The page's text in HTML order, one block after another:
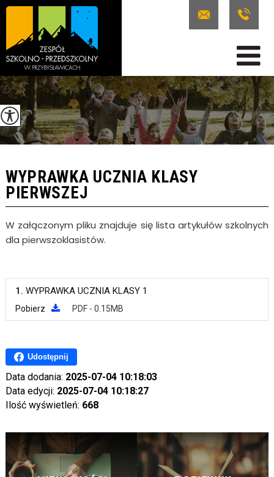
WYPRAWKA UCZNIA KLASY
PIERWSZEJ
W załączonym pliku znajduje się lista artykułów szkolnych
dla pierwszoklasistów.
1. WYPRAWKA UCZNIA KLASY 1
Pobierz PDF - 0.15MB
Udostępnij
Data dodania: 2025-07-04 10:18:03
Data edycji: 2025-07-04 10:18:27
Ilość wyświetleń: 668